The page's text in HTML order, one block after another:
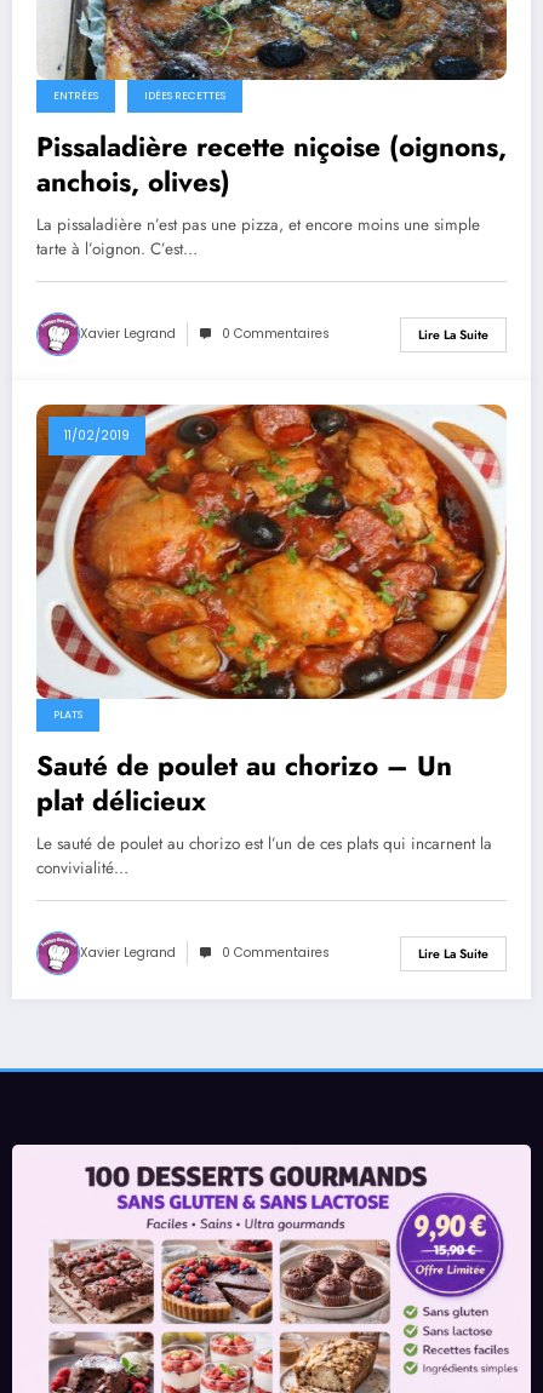
ENTRÉES IDÉES RECETTES
Pissaladière recette niçoise (oignons,
anchois, olives)
La pissaladière n’est pas une pizza, et encore moins une simple
tarte à l’oignon. C’est…
Xavier Legrand 0 Commentaires Lire La Suite
11/02/2019
PLATS
Sauté de poulet au chorizo – Un
plat délicieux
Le sauté de poulet au chorizo est l’un de ces plats qui incarnent la
convivialité…
Xavier Legrand 0 Commentaires Lire La Suite